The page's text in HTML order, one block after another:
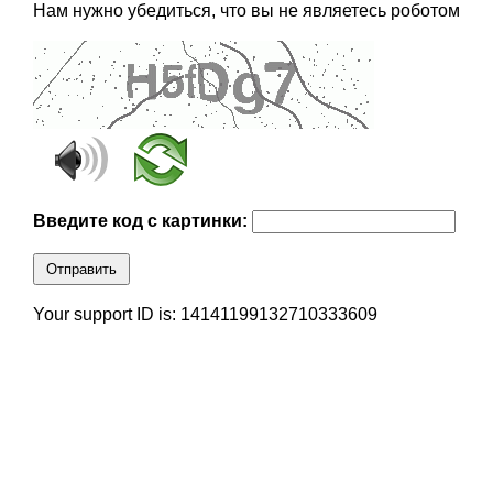
Нам нужно убедиться, что вы не являетесь роботом
Введите код с картинки:
Отправить
Your support ID is: 14141199132710333609